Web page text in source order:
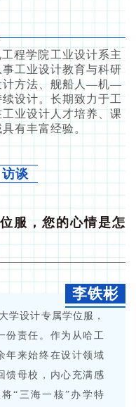
程学院工业设计系主
工业设计教育与科研
计方法、舰船人—机—
设计。长期致力于工
业设计人才培养、课
有丰富经验。
访谈
服，您的心情是怎
李铁彬
学设计专属学位服，
份责任。作为从哈工
年来始终在设计领域
馈母校，内心充满感
“三海一核”办学特